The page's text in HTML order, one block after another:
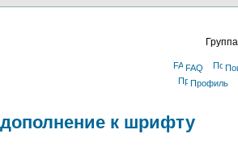
FAQ
Профиль
к шрифту